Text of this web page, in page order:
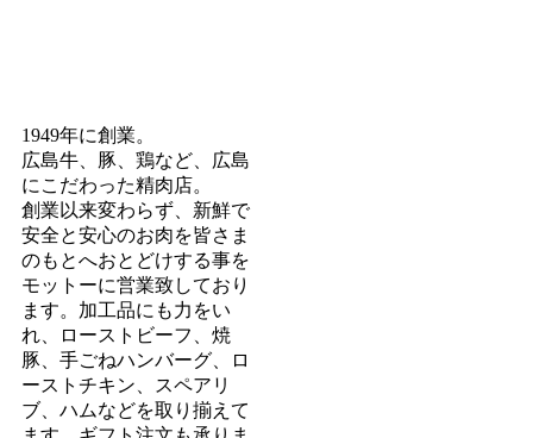
1949年に創業。
広島牛、豚、鶏など、広島
にこだわった精肉店。
創業以来変わらず、新鮮で
安全と安心のお肉を皆さま
のもとへおとどけする事を
モットーに営業致しており
ます。加工品にも力をい
れ、ローストビーフ、焼
豚、手ごねハンバーグ、ロ
ーストチキン、スペアリ
ブ、ハムなどを取り揃えて